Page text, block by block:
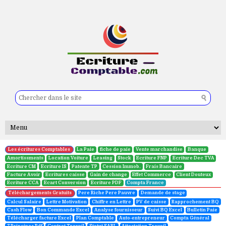
Les écritures Comptables La Paie fiche de paie Vente marchandise
Banque
Amortissments
Location Voiture Leasing Stock Ecriture FNP
Ecriture Dec TVA
Ecriture CM
Ecriture IS Patente TP Cession Immob.
Frais Bancaire
Facture Avoir
Ecritures caisse Gain de change Effet Commerce
Client Douteux
Ecriture CCA
Ecart Conversion Ecriture PDF Compta France
Téléchargements Gratuits Pere Riche Pere Pauvre
Demande de stage
Calcul Salaire
Lettre Motivation Chiffre en Lettre PV de caisse
Rapprochement BQ
Cash Flow
Bon Commande Excel Analyse fournisseur Suivi BQ Excel
Bulletin Paie
Télécharger facture Excel
Plan Comptable Auto-entrepreneur
Compta Général